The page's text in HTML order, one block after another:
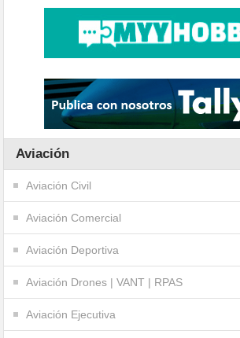
Aviación
Aviación Civil
Aviación Comercial
Aviación Deportiva
Aviación Drones | VANT | RPAS
Aviación Ejecutiva